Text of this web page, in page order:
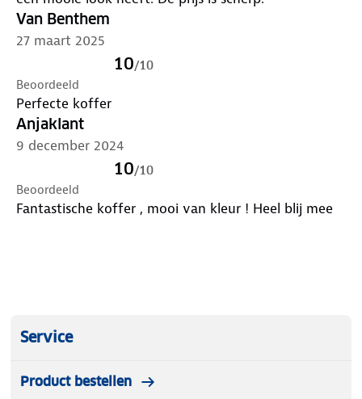
- CarryOn is een Nederlands koffermerk
Van Benthem
27 maart 2025
10/10
Beoordeeld
Perfecte koffer
Anjaklant
9 december 2024
10/10
Beoordeeld
Fantastische koffer , mooi van kleur ! Heel blij mee
Service
Product bestellen